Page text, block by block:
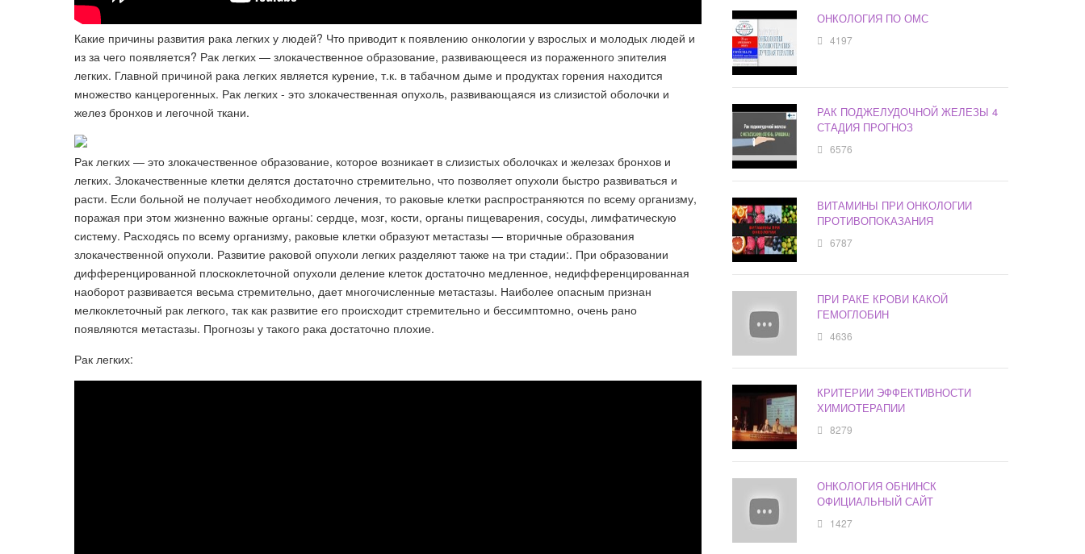
Какие причины развития рака легких у людей? Что приводит к появлению онкологии у взрослых и молодых людей и
из за чего появляется? Рак легких — злокачественное образование, развивающееся из пораженного эпителия
легких. Главной причиной рака легких является курение, т.к. в табачном дыме и продуктах горения находится
множество канцерогенных. Рак легких - это злокачественная опухоль, развивающаяся из слизистой оболочки и
желез бронхов и легочной ткани.
Рак легких — это злокачественное образование, которое возникает в слизистых оболочках и железах бронхов и
легких. Злокачественные клетки делятся достаточно стремительно, что позволяет опухоли быстро развиваться и
расти. Если больной не получает необходимого лечения, то раковые клетки распространяются по всему организму,
поражая при этом жизненно важные органы: сердце, мозг, кости, органы пищеварения, сосуды, лимфатическую
систему. Расходясь по всему организму, раковые клетки образуют метастазы — вторичные образования
злокачественной опухоли. Развитие раковой опухоли легких разделяют также на три стадии:. При образовании
дифференцированной плоскоклеточной опухоли деление клеток достаточно медленное, недифференцированная
наоборот развивается весьма стремительно, дает многочисленные метастазы. Наиболее опасным признан
мелкоклеточный рак легкого, так как развитие его происходит стремительно и бессимптомно, очень рано
появляются метастазы. Прогнозы у такого рака достаточно плохие.
Рак легких:
ОНКОЛОГИЯ ПО ОМС
4197
РАК ПОДЖЕЛУДОЧНОЙ ЖЕЛЕЗЫ 4
СТАДИЯ ПРОГНОЗ
6576
ВИТАМИНЫ ПРИ ОНКОЛОГИИ
ПРОТИВОПОКАЗАНИЯ
6787
ПРИ РАКЕ КРОВИ КАКОЙ
ГЕМОГЛОБИН
4636
КРИТЕРИИ ЭФФЕКТИВНОСТИ
ХИМИОТЕРАПИИ
8279
ОНКОЛОГИЯ ОБНИНСК
ОФИЦИАЛЬНЫЙ САЙТ
1427